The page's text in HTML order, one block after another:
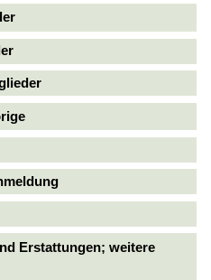
Erstattungen; weitere